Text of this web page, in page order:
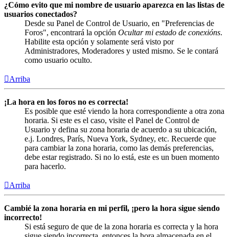
¿Cómo evito que mi nombre de usuario aparezca en las listas de
usuarios conectados?
Desde su Panel de Control de Usuario, en "Preferencias de
Foros", encontrará la opción Ocultar mi estado de conexións.
Habilite esta opción y solamente será visto por
Administradores, Moderadores y usted mismo. Se le contará
como usuario oculto.
Arriba
¡La hora en los foros no es correcta!
Es posible que esté viendo la hora correspondiente a otra zona
horaria. Si este es el caso, visite el Panel de Control de
Usuario y defina su zona horaria de acuerdo a su ubicación,
e.j. Londres, París, Nueva York, Sydney, etc. Recuerde que
para cambiar la zona horaria, como las demás preferencias,
debe estar registrado. Si no lo está, este es un buen momento
para hacerlo.
Arriba
Cambié la zona horaria en mi perfil, ¡pero la hora sigue siendo
incorrecto!
Si está seguro de que de la zona horaria es correcta y la hora